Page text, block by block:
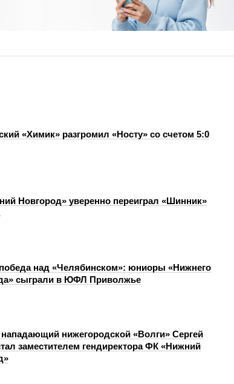
«Химик» разгромил «Носту» со счетом 5:0
Новгород» уверенно переиграл «Шинник»
над «Челябинском»: юниоры «Нижнего
сыграли в ЮФЛ Приволжье
нижегородской «Волги» Сергей
заместителем гендиректора ФК «Нижний